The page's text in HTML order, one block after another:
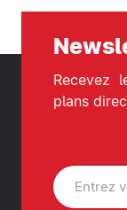
Recevez
plans